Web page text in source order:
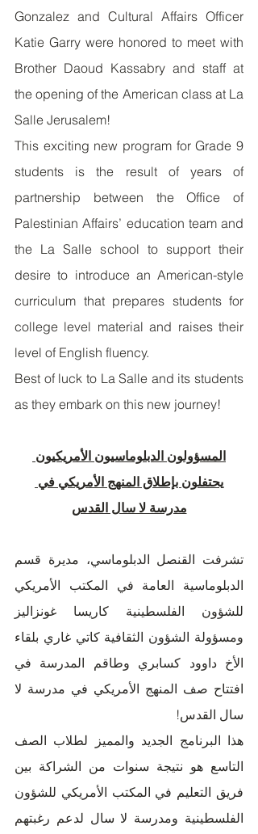
Gonzalez and Cultural Affairs Officer
Katie Garry were honored to meet with
Brother Daoud Kassabry and staff at
the opening of the American class at La
Salle Jerusalem!
This exciting new program for Grade 9
students is the result of years of
partnership between the Office of
Palestinian Affairs’ education team and
the La Salle school to support their
desire to introduce an American-style
curriculum that prepares students for
college level material and raises their
level of English fluency.
Best of luck to La Salle and its students
as they embark on this new journey!
المسؤولون الدبلوماسيون الأمريكيون
يحتفلون بإطلاق المنهج الأمريكي في
مدرسة لا سال القدس
سال القدس!